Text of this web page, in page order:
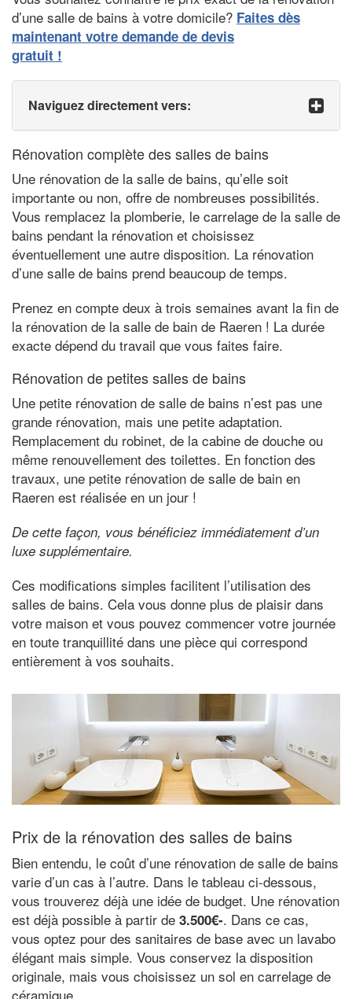
d’une salle de bains à votre domicile? Faites dès
maintenant votre demande de devis
gratuit !
Naviguez directement vers:
Rénovation complète des salles de bains
Une rénovation de la salle de bains, qu’elle soit
importante ou non, offre de nombreuses possibilités.
Vous remplacez la plomberie, le carrelage de la salle de
bains pendant la rénovation et choisissez
éventuellement une autre disposition. La rénovation
d’une salle de bains prend beaucoup de temps.
Prenez en compte deux à trois semaines avant la fin de
la rénovation de la salle de bain de Raeren ! La durée
exacte dépend du travail que vous faites faire.
Rénovation de petites salles de bains
Une petite rénovation de salle de bains n’est pas une
grande rénovation, mais une petite adaptation.
Remplacement du robinet, de la cabine de douche ou
même renouvellement des toilettes. En fonction des
travaux, une petite rénovation de salle de bain en
Raeren est réalisée en un jour !
De cette façon, vous bénéficiez immédiatement d’un
luxe supplémentaire.
Ces modifications simples facilitent l’utilisation des
salles de bains. Cela vous donne plus de plaisir dans
votre maison et vous pouvez commencer votre journée
en toute tranquillité dans une pièce qui correspond
entièrement à vos souhaits.
Prix de la rénovation des salles de bains
Bien entendu, le coût d’une rénovation de salle de bains
varie d’un cas à l’autre. Dans le tableau ci-dessous,
vous trouverez déjà une idée de budget. Une rénovation
est déjà possible à partir de 3.500€-. Dans ce cas,
vous optez pour des sanitaires de base avec un lavabo
élégant mais simple. Vous conservez la disposition
originale, mais vous choisissez un sol en carrelage de
céramique.